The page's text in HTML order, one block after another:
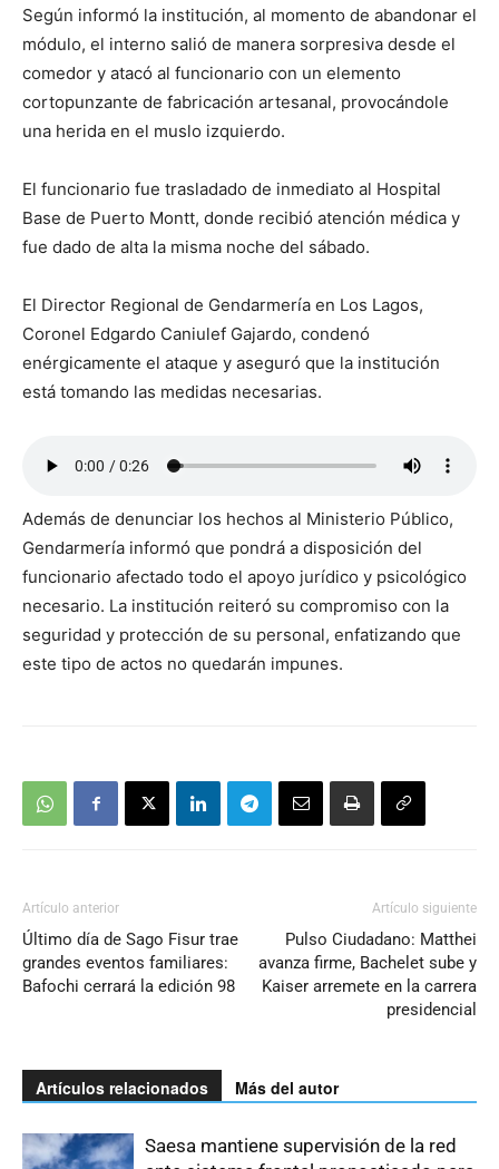
Según informó la institución, al momento de abandonar el
módulo, el interno salió de manera sorpresiva desde el
comedor y atacó al funcionario con un elemento
cortopunzante de fabricación artesanal, provocándole
una herida en el muslo izquierdo.
El funcionario fue trasladado de inmediato al Hospital
Base de Puerto Montt, donde recibió atención médica y
fue dado de alta la misma noche del sábado.
El Director Regional de Gendarmería en Los Lagos,
Coronel Edgardo Caniulef Gajardo, condenó
enérgicamente el ataque y aseguró que la institución
está tomando las medidas necesarias.
Además de denunciar los hechos al Ministerio Público,
Gendarmería informó que pondrá a disposición del
funcionario afectado todo el apoyo jurídico y psicológico
necesario. La institución reiteró su compromiso con la
seguridad y protección de su personal, enfatizando que
este tipo de actos no quedarán impunes.
Artículo anterior
Último día de Sago Fisur trae
grandes eventos familiares:
Bafochi cerrará la edición 98
Artículo siguiente
Pulso Ciudadano: Matthei
avanza firme, Bachelet sube y
Kaiser arremete en la carrera
presidencial
Artículos relacionados Más del autor
Saesa mantiene supervisión de la red